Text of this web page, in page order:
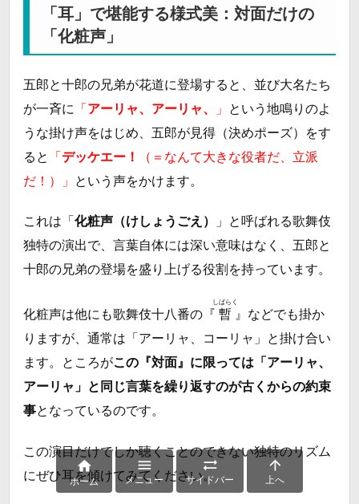
「耳」で堪能する様式美：対面だけの
「化粧声」
五郎と十郎の兄弟が花道に登場すると、並び大名たち
が一斉に 「アーリャ、アーリャ、 」 という地鳴りのよ
うな掛け声をはじめ、五郎が見得（決めポーズ）をす
ると 「デッケエー！
（＝なんて大きな役者だ、立派
だ！）」 という声をかけます。
これは「化粧声（けしょうごえ）
」と呼ばれる歌舞伎
独特の演出で、言葉自体には深い意味はなく、五郎と
十郎の兄弟の登場を盛り上げる役割を持っています。
化粧声は他にも歌舞伎十八番の『 暫
しばらく
』などでも掛か
りますが、通常は「アーリャ、コーリャ」と掛け合い
ます。ところがこの『対面』に限っては「アーリャ、
アーリャ 」と同じ言葉を繰り返すのが古くからの約束
事となっているのです。
この演目だけでしか聴くことのできない独特のリズム
にぜひ耳を傾けてみてください。

ホーム

メニュー

サイドバー

上へ